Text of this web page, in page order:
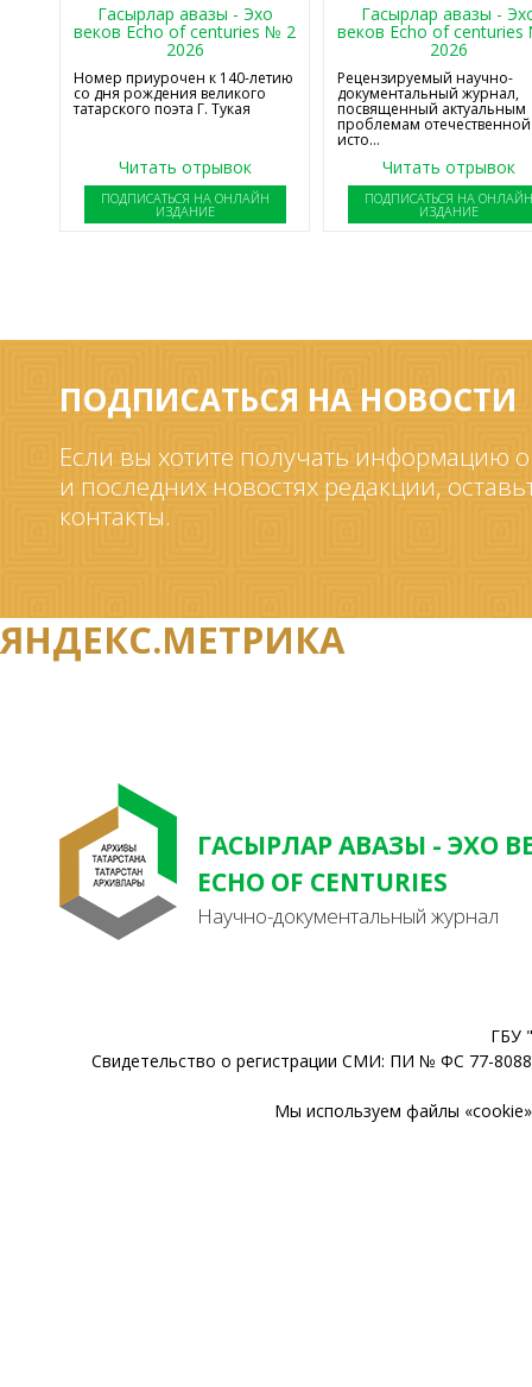
Гасырлар авазы - Эхо
веков Echo of centuries № 2
2026
Номер приурочен к 140-летию
со дня рождения великого
татарского поэта Г. Тукая
Читать отрывок
ПОДПИСАТЬСЯ НА ОНЛАЙН
ИЗДАНИЕ
Гасырлар авазы -
веков Echo of
2026
Рецензируемый научно-
документальный журнал,
посвященный актуальным
проблемам отечественной
исто...
Читать отрывок
ПОДПИСАТЬСЯ НА
ИЗДАНИЕ
ПОДПИСАТЬСЯ НА НОВОСТИ
Если вы хотите получать информацию
и последних новостях редакции,
контакты.
ЯНДЕКС.МЕТРИКА
ГАСЫРЛАР АВАЗЫ - ЭХО
ECHO OF CENTURIES
Научно-документальный журнал
ГБУ
Свидетельство о регистрации СМИ: ПИ № ФС 77-
Мы используем файлы «cookie»